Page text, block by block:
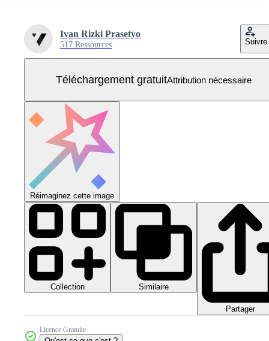
Ivan Rizki Prasetyo
517 Ressources Suivre
Téléchargement gratuitAttribution nécessaire
Réimaginez cette image
Collection Similaire
Partager
Licence Gratuite